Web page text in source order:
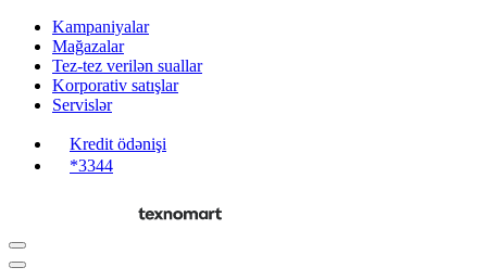
Kampaniyalar
Mağazalar
Tez-tez verilən suallar
Korporativ satışlar
Servislər
Kredit ödənişi
*3344